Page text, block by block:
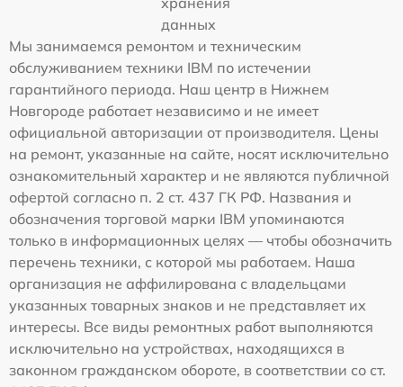
данных
Мы занимаемся ремонтом и техническим
обслуживанием техники IBM по истечении
гарантийного периода. Наш центр в Нижнем
Новгороде работает независимо и не имеет
официальной авторизации от производителя. Цены
на ремонт, указанные на сайте, носят исключительно
ознакомительный характер и не являются публичной
офертой согласно п. 2 ст. 437 ГК РФ. Названия и
обозначения торговой марки IBM упоминаются
только в информационных целях — чтобы обозначить
перечень техники, с которой мы работаем. Наша
организация не аффилирована с владельцами
указанных товарных знаков и не представляет их
интересы. Все виды ремонтных работ выполняются
исключительно на устройствах, находящихся в
законном гражданском обороте, в соответствии со ст.